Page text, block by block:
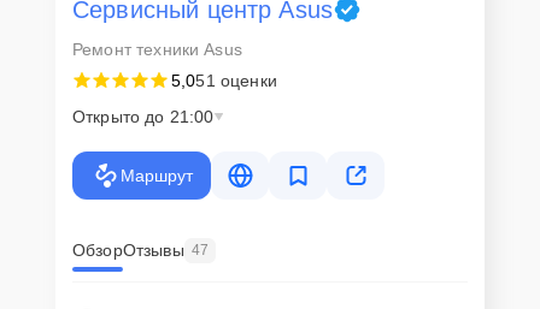
Для запуска процесса ремонта моноблока Asus V222UBK-BA028D
нужно просто оставить Заявку на сайте
горячей линии: +7 (495) 324-63-10. Наши специалисты оперативно
проконсультируют по всем необходимым вопросам, запишут на
диагностику, подскажут с вариантами курьерской доставки или
Сервисный центр Asus
Ремонт техники Asus
5,051 оценки
Открыто до 21:00
Маршрут
ОбзорОтзывы 47